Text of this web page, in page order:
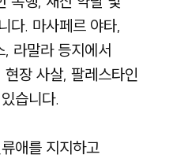
다. 마사페르 야타,
라말라 등지에서
장 사살, 팔레스타인
습니다.
애를 지지하고